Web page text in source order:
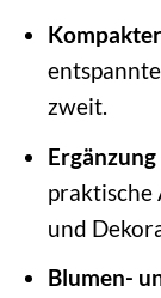
zweit.
praktische
und
Blumen-